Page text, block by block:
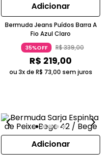
Adicionar
Bermuda Jeans Puídos Barra A
Fio Azul Claro
35%OFF R$339,00
R$ 219,00
ou 3x de R$ 73,00 sem juros
Adicionar